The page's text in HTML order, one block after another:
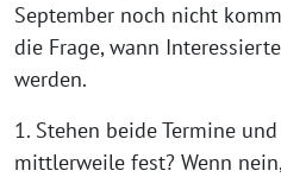
September noch nicht
die Frage, wann
werden.
1. Stehen beide Termine
mittlerweile fest? Wenn